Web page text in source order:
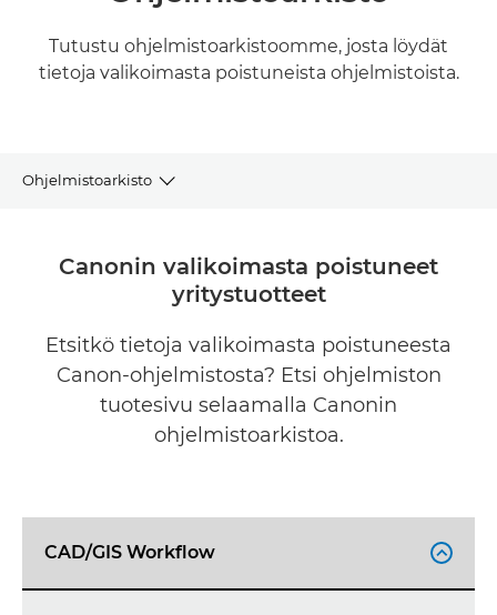
Tutustu ohjelmistoarkistoomme, josta löydät
tietoja valikoimasta poistuneista ohjelmistoista.
Ohjelmistoarkisto
Muut tuotteet ja ratkaisut
Canonin valikoimasta poistuneet
yritystuotteet
Etsitkö tietoja valikoimasta poistuneesta
Canon-ohjelmistosta? Etsi ohjelmiston
tuotesivu selaamalla Canonin
ohjelmistoarkistoa.
CAD/GIS Workflow 